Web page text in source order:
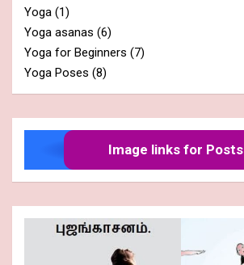
Yoga (1)
Yoga asanas (6)
Yoga for Beginners (7)
Yoga Poses (8)
Image links for Posts